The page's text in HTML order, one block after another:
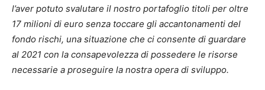
l’aver potuto svalutare il nostro portafoglio titoli per oltre
17 milioni di euro senza toccare gli accantonamenti del
fondo rischi, una situazione che ci consente di guardare
al 2021 con la consapevolezza di possedere le risorse
necessarie a proseguire la nostra opera di sviluppo.